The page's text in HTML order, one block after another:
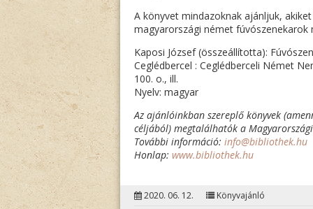
A könyvet mindazoknak ajánljuk,
magyarországi német fúvószenekarok
Kaposi József (összeállította):
Ceglédbercel : Ceglédberceli Német
100. o., ill.
Nyelv: magyar
Az ajánlóinkban szereplő könyvek
céljából) megtalálhatók a
További információ: info@bibliothek.hu
Honlap: www.bibliothek.hu
2020. 06. 12.
Könyvajánló